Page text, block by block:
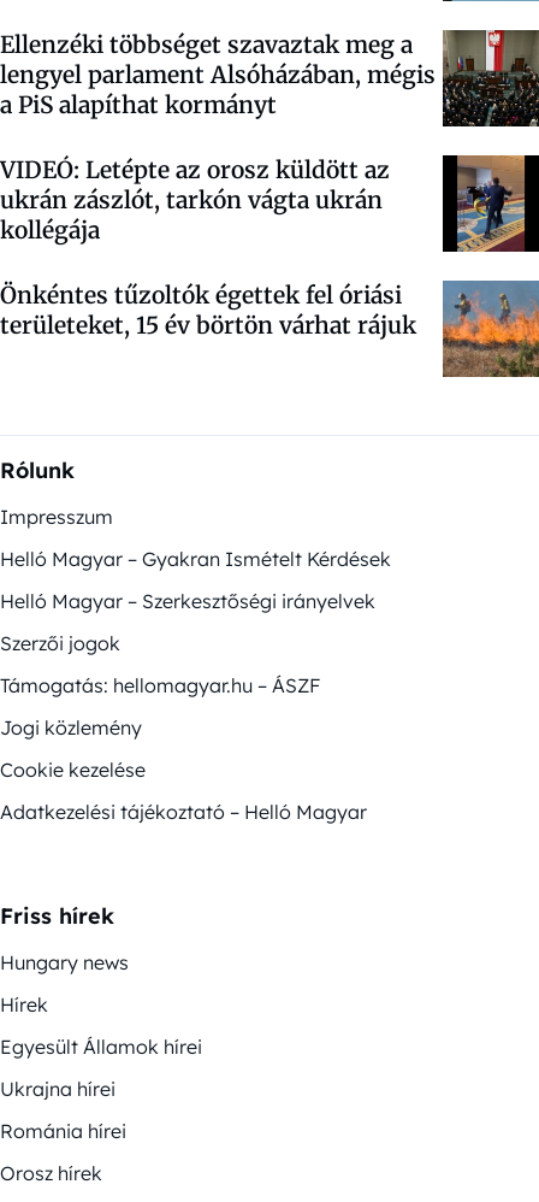
Ellenzéki többséget szavaztak meg a
lengyel parlament Alsóházában, mégis
a PiS alapíthat kormányt
VIDEÓ: Letépte az orosz küldött az
ukrán zászlót, tarkón vágta ukrán
kollégája
Önkéntes tűzoltók égettek fel óriási
területeket, 15 év börtön várhat rájuk
Rólunk
Impresszum
Helló Magyar – Gyakran Ismételt Kérdések
Helló Magyar – Szerkesztőségi irányelvek
Szerzői jogok
Támogatás: hellomagyar.hu – ÁSZF
Jogi közlemény
Cookie kezelése
Adatkezelési tájékoztató – Helló Magyar
Friss hírek
Hungary news
Hírek
Egyesült Államok hírei
Ukrajna hírei
Románia hírei
Orosz hírek